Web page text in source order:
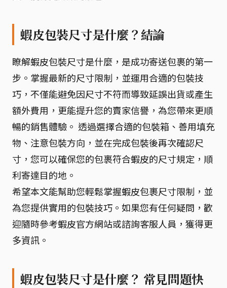
蝦皮包裝尺寸是什麼？結論
瞭解蝦皮包裝尺寸是什麼，是成功寄送包裹的第一
步。掌握最新的尺寸限制，並運用合適的包裝技
巧，不僅能避免因尺寸不符而導致延誤出貨或產生
額外費用，更能提升您的賣家信譽，為您帶來更順
暢的銷售體驗。 透過選擇合適的包裝箱、善用填充
物、注意包裝方向，並在完成包裝後再次確認尺
寸，您可以確保您的包裹符合蝦皮的尺寸規定，順
利寄達目的地。
希望本文能幫助您輕鬆掌握蝦皮包裹尺寸限制，並
為您提供實用的包裝技巧。如果您有任何疑問，歡
迎隨時參考蝦皮官方網站或諮詢客服人員，獲得更
多資訊。
蝦皮包裝尺寸是什麼？ 常見問題快